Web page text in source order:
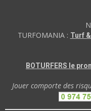
TURFOMANIA : Turf
BOTURFERS le
Jouer comporte des